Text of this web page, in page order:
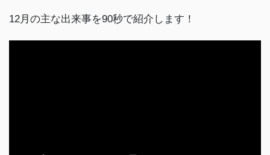
12月の主な出来事を90秒で紹介します！